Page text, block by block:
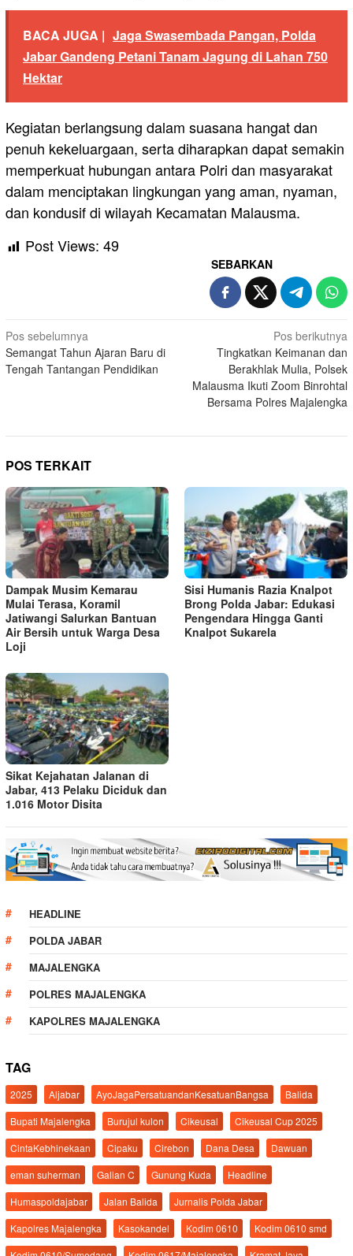
BACA JUGA | Jaga Swasembada Pangan, Polda
Jabar Gandeng Petani Tanam Jagung di Lahan 750
Hektar
Kegiatan berlangsung dalam suasana hangat dan
penuh kekeluargaan, serta diharapkan dapat semakin
memperkuat hubungan antara Polri dan masyarakat
dalam menciptakan lingkungan yang aman, nyaman,
dan kondusif di wilayah Kecamatan Malausma.
Post Views: 49
SEBARKAN
Navigasi
pos
Pos sebelumnya
Semangat Tahun Ajaran Baru di
Tengah Tantangan Pendidikan
Pos berikutnya
Tingkatkan Keimanan dan
Berakhlak Mulia, Polsek
Malausma Ikuti Zoom Binrohtal
Bersama Polres Majalengka
POS TERKAIT
Dampak Musim Kemarau
Mulai Terasa, Koramil
Jatiwangi Salurkan Bantuan
Air Bersih untuk Warga Desa
Loji
Sisi Humanis Razia Knalpot
Brong Polda Jabar: Edukasi
Pengendara Hingga Ganti
Knalpot Sukarela
Sikat Kejahatan Jalanan di
Jabar, 413 Pelaku Diciduk dan
1.016 Motor Disita
HEADLINE
POLDA JABAR
MAJALENGKA
POLRES MAJALENGKA
KAPOLRES MAJALENGKA
TAG
2025 Aljabar AyoJagaPersatuandanKesatuanBangsa
Balida
Bupati Majalengka
Burujul kulon Cikeusal
Cikeusal Cup 2025
CintaKebhinekaan
Cipaku Cirebon Dana Desa
Dawuan
eman suherman
Galian C Gunung Kuda
Headline
Humaspoldajabar
Jalan Balida
Jurnalis Polda Jabar
Kapolres Majalengka
Kasokandel Kodim 0610
Kodim 0610 smd